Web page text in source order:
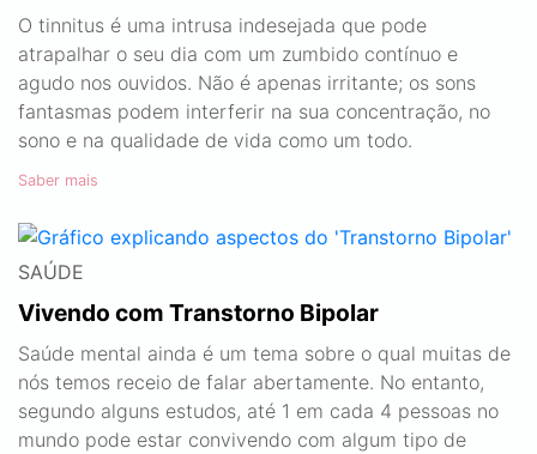
O tinnitus é uma intrusa indesejada que pode
atrapalhar o seu dia com um zumbido contínuo e
agudo nos ouvidos. Não é apenas irritante; os sons
fantasmas podem interferir na sua concentração, no
sono e na qualidade de vida como um todo.
Saber mais
SAÚDE
Vivendo com Transtorno Bipolar
Saúde mental ainda é um tema sobre o qual muitas de
nós temos receio de falar abertamente. No entanto,
segundo alguns estudos, até 1 em cada 4 pessoas no
mundo pode estar convivendo com algum tipo de